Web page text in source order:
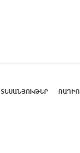
ՏԵՍԱՆՅՈՒԹԵՐ ՌԱԴԻՈ